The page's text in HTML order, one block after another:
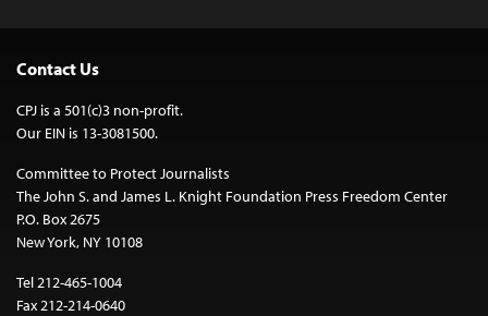
Contact Us
CPJ is a 501(c)3 non-profit.
Our EIN is 13-3081500.
Committee to Protect Journalists
The John S. and James L. Knight Foundation Press Freedom Center
P.O. Box 2675
New York, NY 10108
Tel 212-465-1004
Fax 212-214-0640